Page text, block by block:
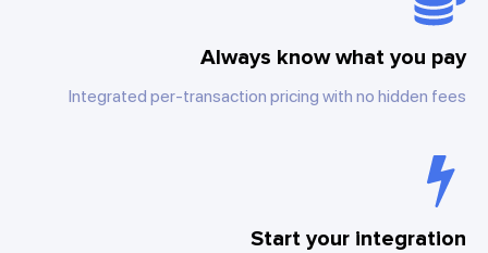
Always know what you pay
Integrated per-transaction pricing with no hidden fees
Start your integration